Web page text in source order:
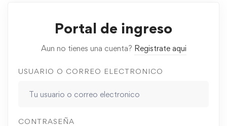
Portal de ingreso
Aun no tienes una cuenta? Registrate aqui
USUARIO O CORREO ELECTRONICO
CONTRASEÑA